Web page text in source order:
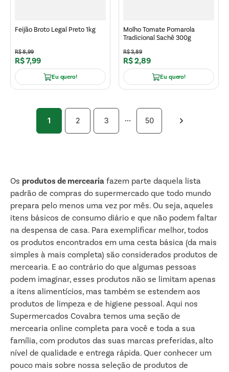
Feijão Broto Legal Preto 1kg
R$8,99
R$7,99
Eu quero!
Molho Tomate Pomarola
Tradicional Sachê 300g
R$3,89
R$2,89
Eu quero!
1 2 3 50
Os produtos de mercearia fazem parte daquela lista
padrão de compras do supermercado que todo mundo
prepara pelo menos uma vez por mês. Ou seja, aqueles
itens básicos de consumo diário e que não podem faltar
na despensa de casa. Para exemplificar melhor, todos
os produtos encontrados em uma cesta básica (da mais
simples à mais completa) são considerados produtos de
mercearia. E ao contrário do que algumas pessoas
podem imaginar, esses produtos não se limitam apenas
a itens alimentícios, mas também se estendem aos
produtos de limpeza e de higiene pessoal. Aqui nos
Supermercados Covabra temos uma seção de
mercearia online completa para você e toda a sua
família, com produtos das suas marcas preferidas, alto
nível de qualidade e entrega rápida. Quer conhecer um
pouco mais sobre nossa seleção de produtos de